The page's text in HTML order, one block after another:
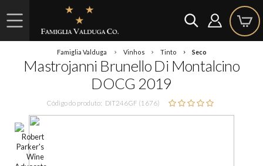
Famiglia Valduga Vinhos Tinto Seco
Mastrojanni Brunello Di Montalcino
DOCG 2019
Código do produto: DIT246GF (1676)